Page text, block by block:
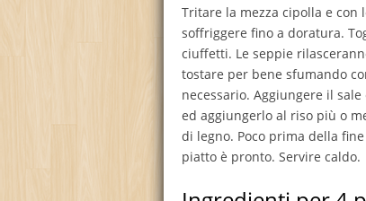
Tritare la mezza cipolla e con
soffriggere fino a doratura.
ciuffetti. Le seppie
tostare per bene sfumando
necessario. Aggiungere il
ed aggiungerlo al riso più o
di legno. Poco prima della
piatto è pronto. Servire caldo.